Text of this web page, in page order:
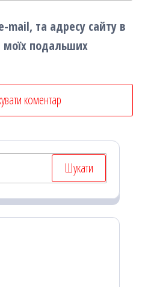
mail, та адресу сайту в
моїх подальших